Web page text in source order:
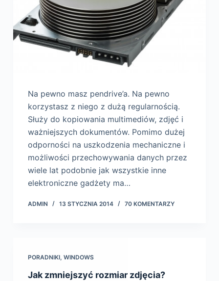
Na pewno masz pendrive’a. Na pewno
korzystasz z niego z dużą regularnością.
Służy do kopiowania multimediów, zdjęć i
ważniejszych dokumentów. Pomimo dużej
odporności na uszkodzenia mechaniczne i
możliwości przechowywania danych przez
wiele lat podobnie jak wszystkie inne
elektroniczne gadżety ma…
ADMIN 13 STYCZNIA 2014 70 KOMENTARZY
PORADNIKI, WINDOWS
Jak zmniejszyć rozmiar zdjęcia?